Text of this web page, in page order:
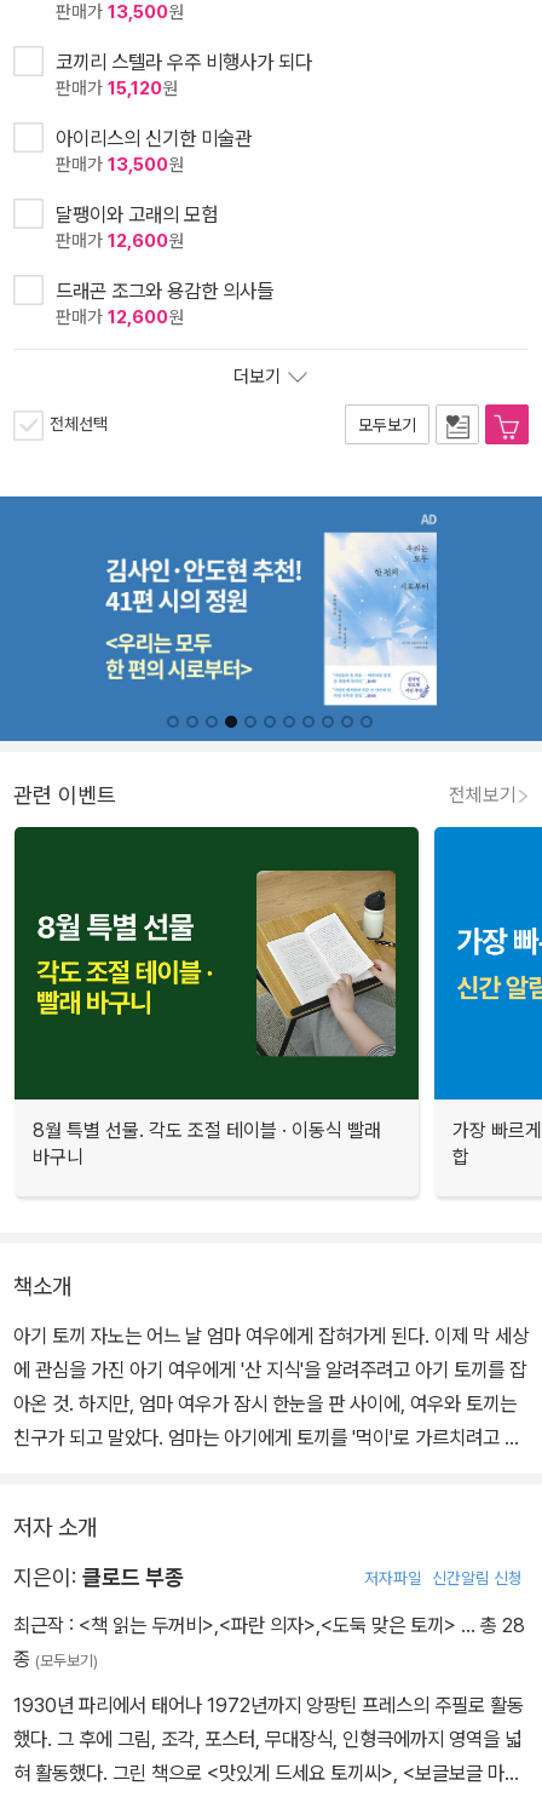
판매가 13,500원
코끼리 스텔라 우주 비행사가 되다
판매가 15,120원
아이리스의 신기한 미술관
판매가 13,500원
달팽이와 고래의 모험
판매가 12,600원
드래곤 조그와 용감한 의사들
판매가 12,600원
더보기
전체선택 모두보기
관련 이벤트 전체보기
8월 특별 선물. 각도 조절 테이블 · 이동식 빨래
바구니
가장 빠르
합
책소개
아기 토끼 자노는 어느 날 엄마 여우에게 잡혀가게 된다. 이제 막 세상
에 관심을 가진 아기 여우에게 '산 지식'을 알려주려고 아기 토끼를 잡
아온 것. 하지만, 엄마 여우가 잠시 한눈을 판 사이에, 여우와 토끼는
친구가 되고 말았다. 엄마는 아기에게 토끼를 '먹이'로 가르치려고 하
어찌 보면 평범한 줄거리지만, 대사 속에는 위트가 넘치고 토끼와 여
우가 친구가 된 이유도 유머러스하기 그지없다. 그림책 속에서 교훈
넣었다. 한달음에 그린 듯한 자연스러운 그림이 경쾌하다.
저자 소개
지은이: 클로드 부종 저자파일 신간알림 신청
최근작 : <책 읽는 두꺼비>,<파란 의자>,<도둑 맞은 토끼> … 총 28
종 (모두보기)
1930년 파리에서 태어나 1972년까지 앙팡틴 프레스의 주필로 활동
했다. 그 후에 그림, 조각, 포스터, 무대장식, 인형극에까지 영역을 넓
혀 활동했다. 그린 책으로 <맛있게 드세요 토끼씨>, <보글보글 마법